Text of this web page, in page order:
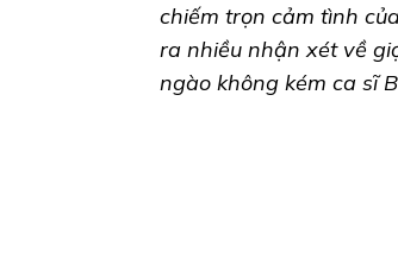
chiếm trọn cảm tình
ra nhiều nhận xét về
ngào không kém ca sĩ